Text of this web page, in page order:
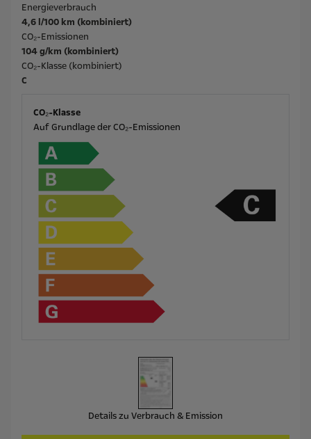
Energieverbrauch
4,6 l/100 km (kombiniert)
CO₂-Emissionen
104 g/km (kombiniert)
CO₂-Klasse (kombiniert)
C
CO₂-Klasse
Auf Grundlage der CO₂-Emissionen
Details zu Verbrauch & Emission